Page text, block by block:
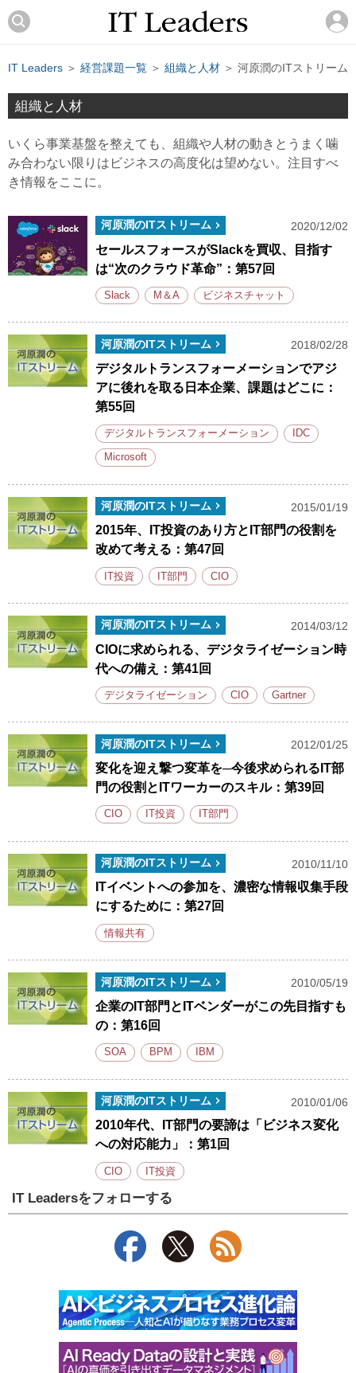
IT Leaders ＞ 経営課題一覧 ＞ 組織と人材 ＞ 河原潤のITストリーム
組織と人材
いくら事業基盤を整えても、組織や人材の動きとうまく噛
み合わない限りはビジネスの高度化は望めない。注目すべ
き情報をここに。
河原潤のITストリーム 2020/12/02
セールスフォースがSlackを買収、目指す
は“次のクラウド革命”：第57回
Slack M＆A ビジネスチャット
河原潤のITストリーム 2018/02/28
デジタルトランスフォーメーションでアジ
アに後れを取る日本企業、課題はどこに：
第55回
デジタルトランスフォーメーション IDC
Microsoft
河原潤のITストリーム 2015/01/19
2015年、IT投資のあり方とIT部門の役割を
改めて考える：第47回
IT投資 IT部門 CIO
河原潤のITストリーム 2014/03/12
CIOに求められる、デジタライゼーション時
代への備え：第41回
デジタライゼーション CIO Gartner
河原潤のITストリーム 2012/01/25
変化を迎え撃つ変革を─今後求められるIT部
門の役割とITワーカーのスキル：第39回
CIO IT投資 IT部門
河原潤のITストリーム 2010/11/10
ITイベントへの参加を、濃密な情報収集手段
にするために：第27回
情報共有
河原潤のITストリーム 2010/05/19
企業のIT部門とITベンダーがこの先目指すも
の：第16回
SOA BPM IBM
河原潤のITストリーム 2010/01/06
2010年代、IT部門の要諦は「ビジネス変化
への対応能力」：第1回
CIO IT投資
IT Leadersをフォローする